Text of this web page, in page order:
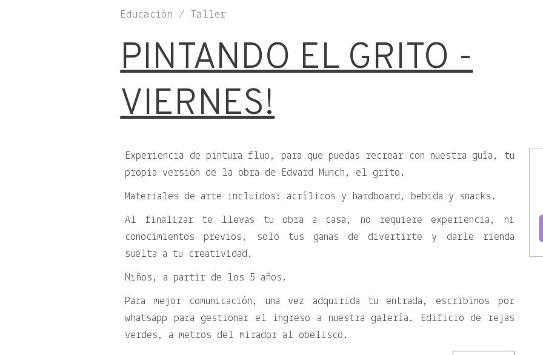
Educación / Taller
PINTANDO EL GRITO -
VIERNES!
Experiencia de pintura fluo, para que puedas recrear con nuestra guía, tu
propia versión de la obra de Edvard Munch, el grito.
Materiales de arte incluidos: acrílicos y hardboard, bebida y snacks.
Al finalizar te llevas tu obra a casa, no requiere experiencia, ni
conocimientos previos, solo tus ganas de divertirte y darle rienda
suelta a tu creatividad.
Niños, a partir de los 5 años.
Para mejor comunicación, una vez adquirida tu entrada, escribinos por
whatsapp para gestionar el ingreso a nuestra galería. Edificio de rejas
verdes, a metros del mirador al obelisco.